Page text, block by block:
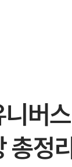
버
총정